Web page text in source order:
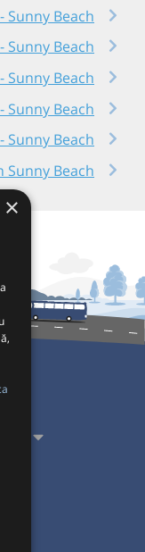
Sunny Beach
Sunny Beach
Sunny Beach
Sunny Beach
Sunny Beach
Sunny Beach
×